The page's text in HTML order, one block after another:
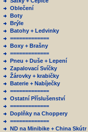
Oblečení
Boty
Brýle
Batohy + Ledvinky
=============
Boxy + Brašny
=============
Pneu + Duše + Lepení
Zapalovací Svíčky
Žárovky + krabičky
Baterie + Nabíječky
=============
Ostatní Příslušenství
=============
Doplňky na Choppery
=============
ND na Minibike + China Skútr